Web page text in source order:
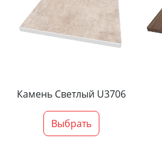
Камень Светлый U3706
Выбрать